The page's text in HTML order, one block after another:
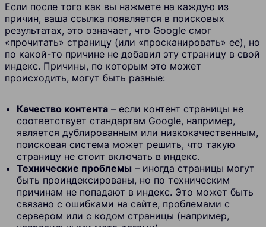
Если после того как вы нажмете на каждую из
причин, ваша ссылка появляется в поисковых
результатах, это означает, что Google смог
«прочитать» страницу (или «просканировать» ее), но
по какой-то причине не добавил эту страницу в свой
индекс. Причины, по которым это может
происходить, могут быть разные:
Качество контента – если контент страницы не
соответствует стандартам Google, например,
является дублированным или низкокачественным,
поисковая система может решить, что такую
страницу не стоит включать в индекс.
Технические проблемы – иногда страницы могут
быть проиндексированы, но по техническим
причинам не попадают в индекс. Это может быть
связано с ошибками на сайте, проблемами с
сервером или с кодом страницы (например,